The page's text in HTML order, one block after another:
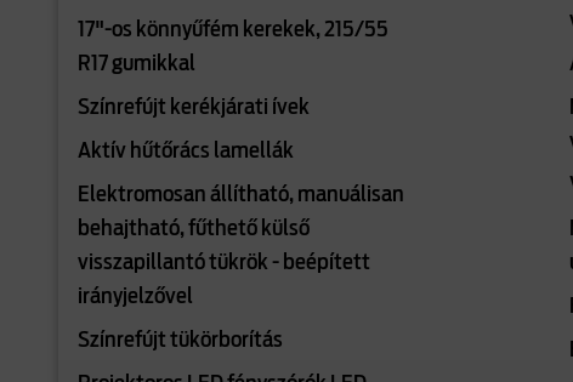
17"-os könnyűfém kerekek, 215/55
R17 gumikkal
Színrefújt kerékjárati ívek
Aktív hűtőrács lamellák
Elektromosan állítható, manuálisan
behajtható, fűthető külső
visszapillantó tükrök - beépített
irányjelzővel
Színrefújt tükörborítás